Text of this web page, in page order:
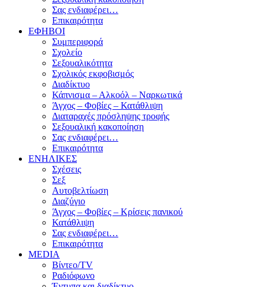
Σας ενδιαφέρει…
Επικαιρότητα
ΕΦΗΒΟΙ
Συμπεριφορά
Σχολείο
Σεξουαλικότητα
Σχολικός εκφοβισμός
Διαδίκτυο
Κάπνισμα – Αλκοόλ – Ναρκωτικά
Άγχος – Φοβίες – Κατάθλιψη
Διαταραχές πρόσληψης τροφής
Σεξουαλική κακοποίηση
Σας ενδιαφέρει…
Επικαιρότητα
ΕΝΗΛΙΚΕΣ
Σχέσεις
Σεξ
Αυτοβελτίωση
Διαζύγιο
Άγχος – Φοβίες – Κρίσεις πανικού
Κατάθλιψη
Σας ενδιαφέρει…
Επικαιρότητα
MEDIA
Βίντεο/TV
Ραδιόφωνο